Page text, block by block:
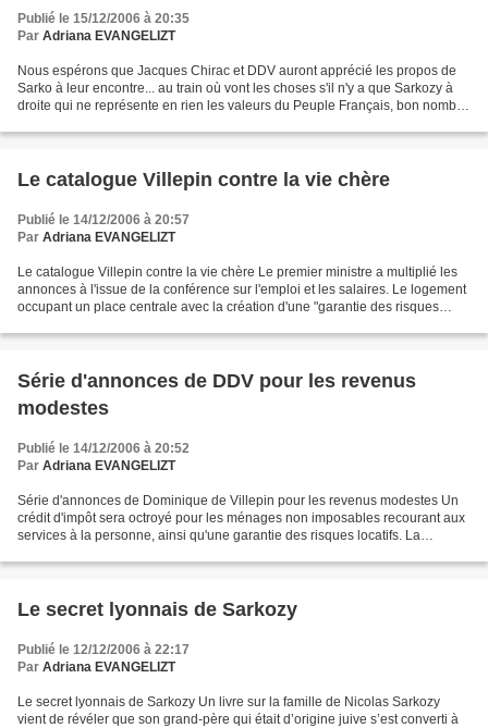
Publié le 15/12/2006 à 20:35
Par Adriana EVANGELIZT
Nous espérons que Jacques Chirac et DDV auront apprécié les propos de
Sarko à leur encontre... au train où vont les choses s'il n'y a que Sarkozy à
droite qui ne représente en rien les valeurs du Peuple Français, bon nombre
Le catalogue Villepin contre la vie chère
Publié le 14/12/2006 à 20:57
Par Adriana EVANGELIZT
Le catalogue Villepin contre la vie chère Le premier ministre a multiplié les
annonces à l'issue de la conférence sur l'emploi et les salaires. Le logement
occupant un place centrale avec la création d'une "garantie des risques
Série d'annonces de DDV pour les revenus
modestes
Publié le 14/12/2006 à 20:52
Par Adriana EVANGELIZT
Série d'annonces de Dominique de Villepin pour les revenus modestes Un
crédit d'impôt sera octroyé pour les ménages non imposables recourant aux
services à la personne, ainsi qu'une garantie des risques locatifs. La
Le secret lyonnais de Sarkozy
Publié le 12/12/2006 à 22:17
Par Adriana EVANGELIZT
Le secret lyonnais de Sarkozy Un livre sur la famille de Nicolas Sarkozy
vient de révéler que son grand-père qui était d’origine juive s’est converti à